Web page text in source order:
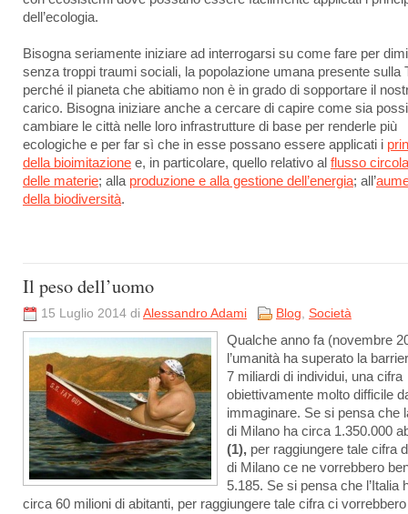
dell’ecologia.
Bisogna seriamente iniziare ad interrogarsi su come fare per
senza troppi traumi sociali, la popolazione umana presente sulla
perché il pianeta che abitiamo non è in grado di sopportare il
carico. Bisogna iniziare anche a cercare di capire come sia
cambiare le città nelle loro infrastrutture di base per renderle più
ecologiche e per far sì che in esse possano essere applicati i
della bioimitazione e, in particolare, quello relativo al flusso
delle materie; alla produzione e alla gestione dell’energia; all’
della biodiversità.
Il peso dell’uomo
15 Luglio 2014 di Alessandro Adami Blog, Società
Qualche anno fa (novembre
l’umanità ha superato la
7 miliardi di individui, una cifra
obiettivamente molto difficile
immaginare. Se si pensa che
di Milano ha circa 1.350.000
(1), per raggiungere tale cifra
di Milano ce ne vorrebbero
5.185. Se si pensa che l’Italia
circa 60 milioni di abitanti, per raggiungere tale cifra ci